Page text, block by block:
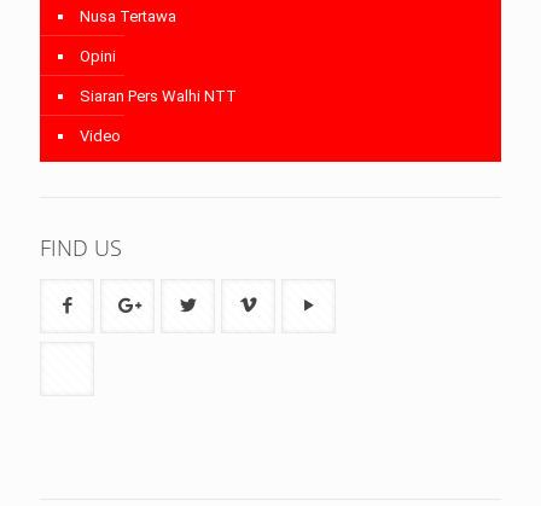
Nusa Tertawa
Opini
Siaran Pers Walhi NTT
Video
FIND US